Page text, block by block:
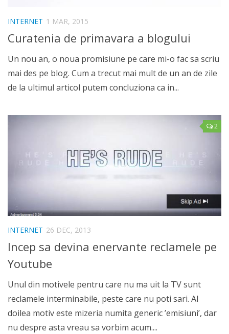
INTERNET 1 MAR, 2015
Curatenia de primavara a blogului
Un nou an, o noua promisiune pe care mi-o fac sa scriu
mai des pe blog. Cum a trecut mai mult de un an de zile
de la ultimul articol putem concluziona ca in...
2
INTERNET 26 DEC, 2013
Incep sa devina enervante reclamele pe
Youtube
Unul din motivele pentru care nu ma uit la TV sunt
reclamele interminabile, peste care nu poti sari. Al
doilea motiv este mizeria numita generic ’emisiuni’, dar
nu despre asta vreau sa vorbim acum....